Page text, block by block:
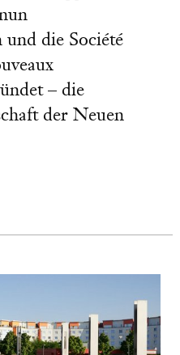
und die Société
– die
der Neuen